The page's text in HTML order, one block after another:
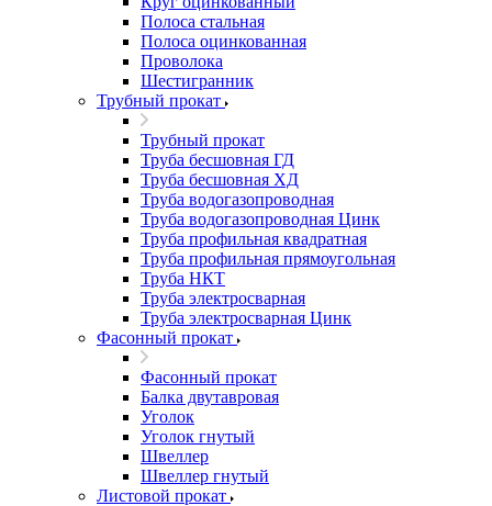
Полоса стальная
Полоса оцинкованная
Проволока
Шестигранник
Трубный прокат
Трубный прокат
Труба бесшовная ГД
Труба бесшовная ХД
Труба водогазопроводная
Труба водогазопроводная Цинк
Труба профильная квадратная
Труба профильная прямоугольная
Труба НКТ
Труба электросварная
Труба электросварная Цинк
Фасонный прокат
Фасонный прокат
Балка двутавровая
Уголок
Уголок гнутый
Швеллер
Швеллер гнутый
Листовой прокат